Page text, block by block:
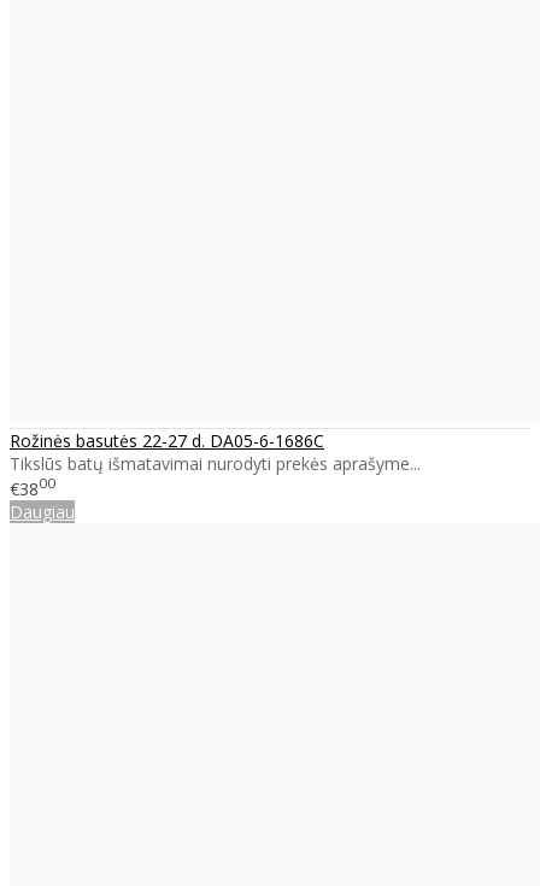
Rožinės basutės 22-27 d. DA05-6-1686C
Tikslūs batų išmatavimai nurodyti prekės aprašyme...
€3800
Daugiau